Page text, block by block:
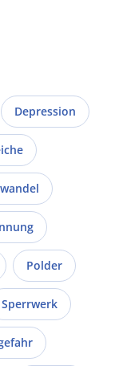
Depression
Polder
Sperrwerk